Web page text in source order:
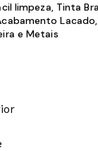
limpeza, Tinta
Lacado,
e Metais